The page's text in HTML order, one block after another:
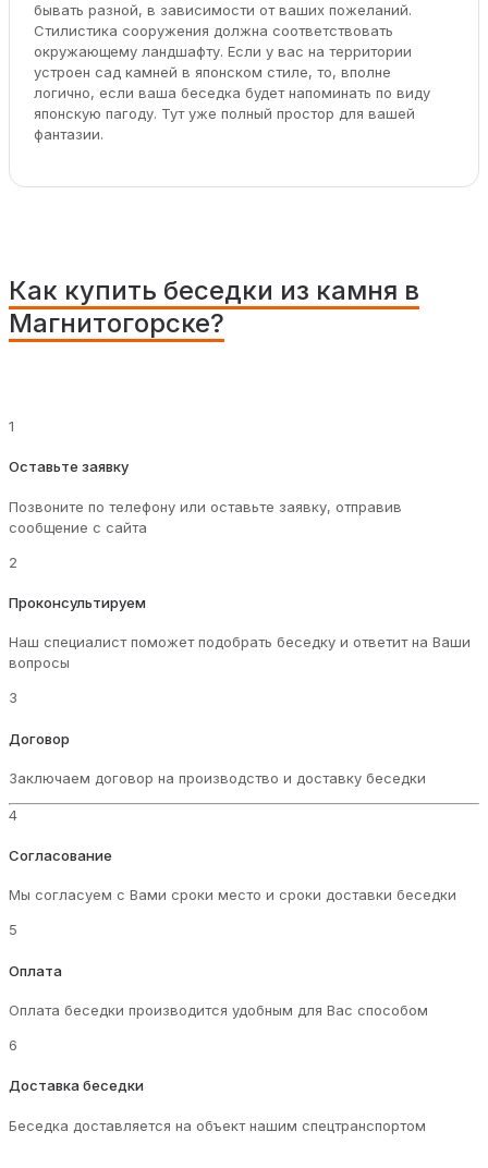
бывать разной, в зависимости от ваших пожеланий.
Стилистика сооружения должна соответствовать
окружающему ландшафту. Если у вас на территории
устроен сад камней в японском стиле, то, вполне
логично, если ваша беседка будет напоминать по виду
японскую пагоду. Тут уже полный простор для вашей
фантазии.
Как купить беседки из камня в
Магнитогорске?
1
Оставьте заявку
Позвоните по телефону или оставьте заявку, отправив
сообщение с сайта
2
Проконсультируем
Наш специалист поможет подобрать беседку и ответит на Ваши
вопросы
3
Договор
Заключаем договор на производство и доставку беседки
4
Согласование
Мы согласуем с Вами сроки место и сроки доставки беседки
5
Оплата
Оплата беседки производится удобным для Вас способом
6
Доставка беседки
Беседка доставляется на объект нашим спецтранспортом